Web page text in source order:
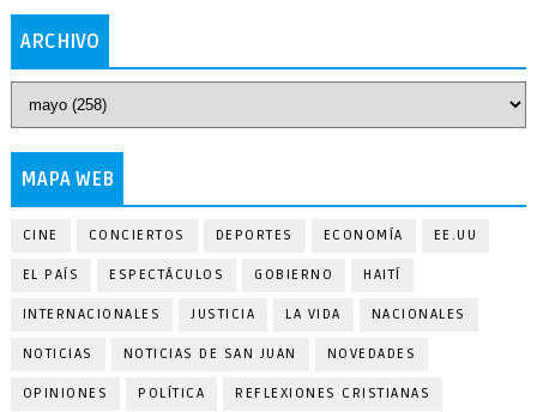
ARCHIVO
MAPA WEB
CINE CONCIERTOS DEPORTES ECONOMÍA EE.UU
EL PAÍS ESPECTÁCULOS GOBIERNO HAITÍ
INTERNACIONALES JUSTICIA LA VIDA NACIONALES
NOTICIAS NOTICIAS DE SAN JUAN NOVEDADES
OPINIONES POLÍTICA REFLEXIONES CRISTIANAS